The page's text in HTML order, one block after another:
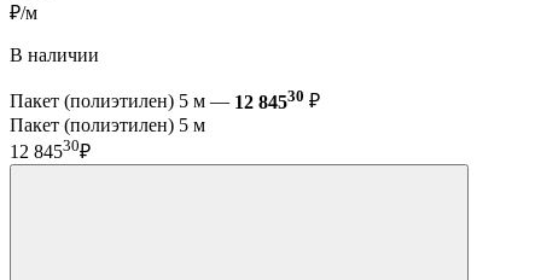
₽/м
В наличии
Пакет (полиэтилен) 5 м — 12 84530 ₽
Пакет (полиэтилен) 5 м
12 84530₽